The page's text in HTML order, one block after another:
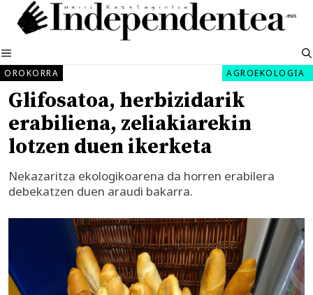
Edukira
salto
MENUA
OROKORRA AGROEKOLOGIA
Glifosatoa, herbizidarik
erabiliena, zeliakiarekin
lotzen duen ikerketa
Nekazaritza ekologikoarena da horren erabilera
debekatzen duen araudi bakarra.